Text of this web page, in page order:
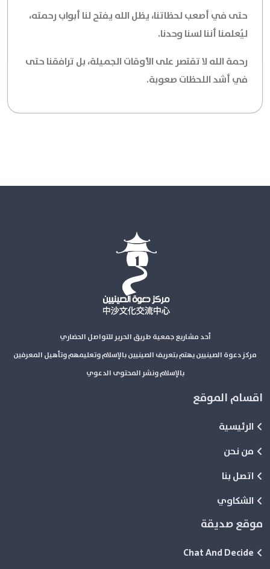
حتى في أصعب لحظاتنا، يظل الله يفتح لنا أبواب رحمته،
ليُعلمنا أننا لسنا وحدنا.
رحمة الله لا تقتصر على الأوقات الجميلة، بل ترافقنا حتى
في أشد اللحظات صعوبة.
أحد مشاريع جمعية طريق الحرير للتواصل الحضاري
مركز دعوة الصينيين يهتم بتعريف الصينيين بالإسلام وتعليمهم وتأهيل المعرفين
بالإسلام ونشر المحتوى الدعوي
اقسام الموقع
الرئيسية
من نحن
اتصل بنا
الشكاوي
موقع صديقة
Chat And Decide